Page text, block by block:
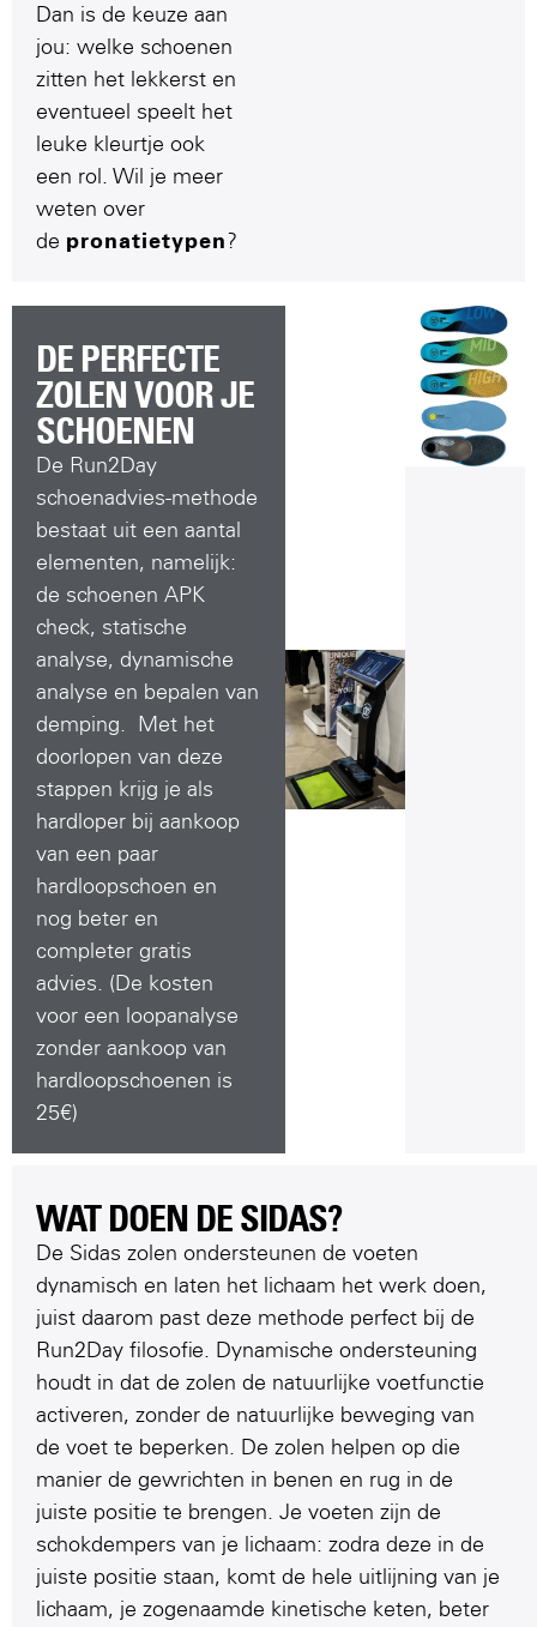
Dan is de keuze aan
jou: welke schoenen
zitten het lekkerst en
eventueel speelt het
leuke kleurtje ook
een rol. Wil je meer
weten over
de pronatietypen?
DE PERFECTE
ZOLEN VOOR JE
SCHOENEN
De Run2Day
schoenadvies-methode
bestaat uit een aantal
elementen, namelijk:
de schoenen APK
check, statische
analyse, dynamische
analyse en bepalen van
demping. Met het
doorlopen van deze
stappen krijg je als
hardloper bij aankoop
van een paar
hardloopschoen en
nog beter en
completer gratis
advies. (De kosten
voor een loopanalyse
zonder aankoop van
hardloopschoenen is
25€)
WAT DOEN DE SIDAS?
De Sidas zolen ondersteunen de voeten
dynamisch en laten het lichaam het werk doen,
juist daarom past deze methode perfect bij de
Run2Day filosofie. Dynamische ondersteuning
houdt in dat de zolen de natuurlijke voetfunctie
activeren, zonder de natuurlijke beweging van
de voet te beperken. De zolen helpen op die
manier de gewrichten in benen en rug in de
juiste positie te brengen. Je voeten zijn de
schokdempers van je lichaam: zodra deze in de
juiste positie staan, komt de hele uitlijning van je
lichaam, je zogenaamde kinetische keten, beter